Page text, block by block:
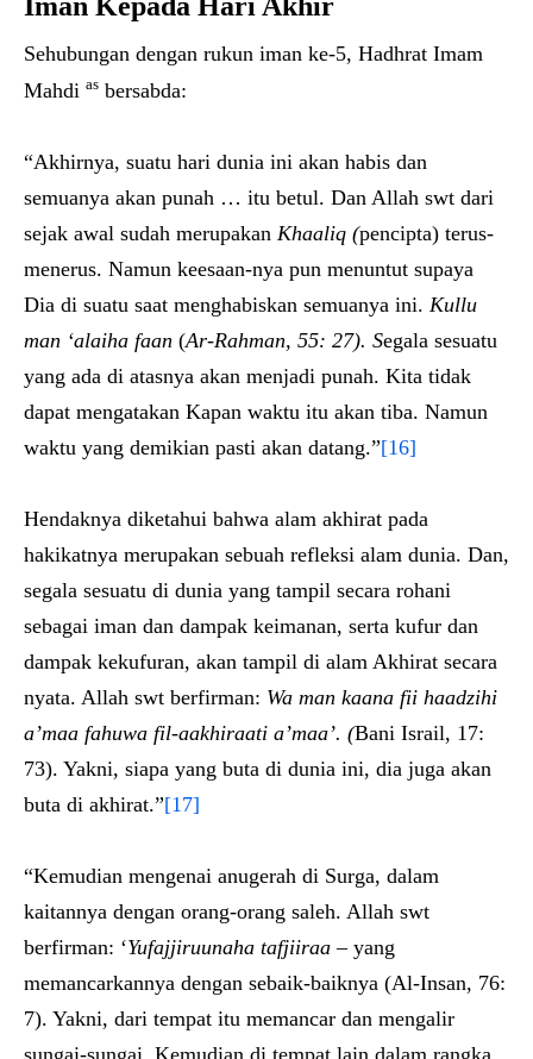
Sehubungan dengan rukun iman ke-5, Hadhrat Imam
Mahdi as bersabda:
“Akhirnya, suatu hari dunia ini akan habis dan
semuanya akan punah … itu betul. Dan Allah swt dari
sejak awal sudah merupakan Khaaliq (pencipta) terus-
menerus. Namun keesaan-nya pun menuntut supaya
Dia di suatu saat menghabiskan semuanya ini. Kullu
man ‘alaiha faan (Ar-Rahman, 55: 27). Segala sesuatu
yang ada di atasnya akan menjadi punah. Kita tidak
dapat mengatakan Kapan waktu itu akan tiba. Namun
waktu yang demikian pasti akan datang.”[16]
Hendaknya diketahui bahwa alam akhirat pada
hakikatnya merupakan sebuah refleksi alam dunia. Dan,
segala sesuatu di dunia yang tampil secara rohani
sebagai iman dan dampak keimanan, serta kufur dan
dampak kekufuran, akan tampil di alam Akhirat secara
nyata. Allah swt berfirman: Wa man kaana fii haadzihi
a’maa fahuwa fil-aakhiraati a’maa’. (Bani Israil, 17:
73). Yakni, siapa yang buta di dunia ini, dia juga akan
buta di akhirat.”[17]
“Kemudian mengenai anugerah di Surga, dalam
kaitannya dengan orang-orang saleh. Allah swt
berfirman: ‘Yufajjiruunaha tafjiiraa – yang
memancarkannya dengan sebaik-baiknya (Al-Insan, 76:
7). Yakni, dari tempat itu memancar dan mengalir
sungai-sungai. Kemudian di tempat lain dalam rangka